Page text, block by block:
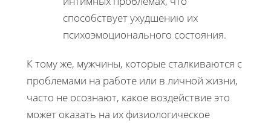
способствует ухудшению их
психоэмоционального состояния.
К тому же, мужчины, которые сталкиваются с
проблемами на работе или в личной жизни,
часто не осознают, какое воздействие это
может оказать на их физиологическое